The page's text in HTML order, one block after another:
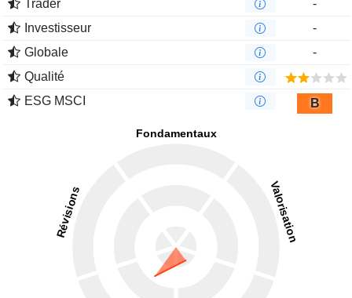
Trader
-
Investisseur
-
Globale
-
Qualité
ESG MSCI
B